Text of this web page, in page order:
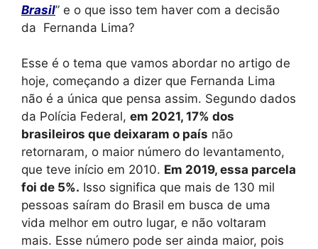
Brasil” e o que isso tem haver com a decisão
da Fernanda Lima?
Esse é o tema que vamos abordar no artigo de
hoje, começando a dizer que Fernanda Lima
não é a única que pensa assim. Segundo dados
da Polícia Federal, em 2021, 17% dos
brasileiros que deixaram o país não
retornaram, o maior número do levantamento,
que teve início em 2010. Em 2019, essa parcela
foi de 5%. Isso significa que mais de 130 mil
pessoas saíram do Brasil em busca de uma
vida melhor em outro lugar, e não voltaram
mais. Esse número pode ser ainda maior, pois